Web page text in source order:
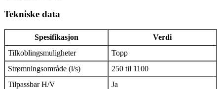
Tekniske data
Spesifikasjon
Verdi
Tilkoblingsmuligheter
Topp
Strømningsområde (l/s)
250 til 1100
Tilpassbar H/V
Ja